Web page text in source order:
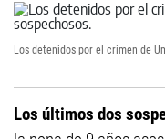
Los detenidos por el crimen de
Los últimos dos